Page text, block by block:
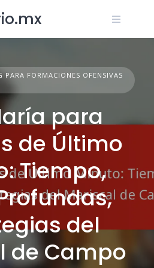
PARA FORMACIONES OFENSIVAS
para
de Último
Tiempo,
del
de Campo